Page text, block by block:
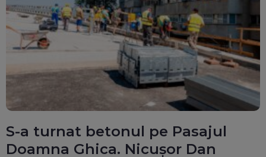
S-a turnat betonul pe Pasajul
Doamna Ghica. Nicușor Dan